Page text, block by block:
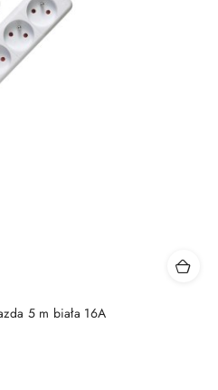
5 m biała 16A